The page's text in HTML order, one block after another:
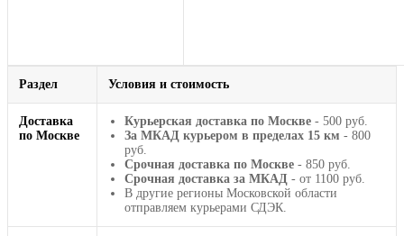
Раздел Условия и стоимость
Доставка
по Москве
Курьерская доставка по Москве - 500 руб.
За МКАД курьером в пределах 15 км - 800
руб.
Срочная доставка по Москве - 850 руб.
Срочная доставка за МКАД - от 1100 руб.
В другие регионы Московской области
отправляем курьерами СДЭК.